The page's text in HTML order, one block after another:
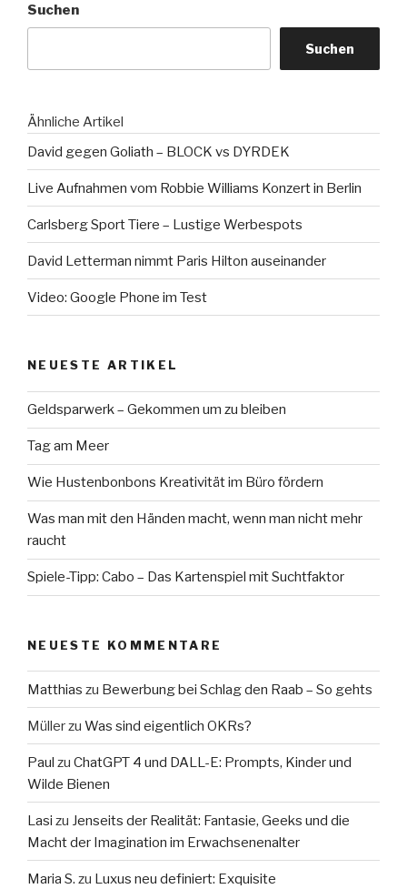
Suchen
Suchen
Ähnliche Artikel
David gegen Goliath – BLOCK vs DYRDEK
Live Aufnahmen vom Robbie Williams Konzert in Berlin
Carlsberg Sport Tiere – Lustige Werbespots
David Letterman nimmt Paris Hilton auseinander
Video: Google Phone im Test
NEUESTE ARTIKEL
Geldsparwerk – Gekommen um zu bleiben
Tag am Meer
Wie Hustenbonbons Kreativität im Büro fördern
Was man mit den Händen macht, wenn man nicht mehr
raucht
Spiele-Tipp: Cabo – Das Kartenspiel mit Suchtfaktor
NEUESTE KOMMENTARE
Matthias zu Bewerbung bei Schlag den Raab – So gehts
Müllerzu Was sind eigentlich OKRs?
Paul zu ChatGPT 4 und DALL-E: Prompts, Kinder und
Wilde Bienen
Lasi zu Jenseits der Realität: Fantasie, Geeks und die
Macht der Imagination im Erwachsenenalter
Maria S. zu Luxus neu definiert: Exquisite